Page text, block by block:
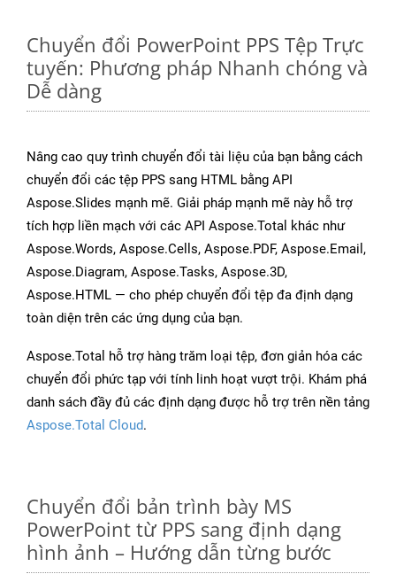
Chuyển đổi PowerPoint PPS Tệp Trực
tuyến: Phương pháp Nhanh chóng và
Dễ dàng
Nâng cao quy trình chuyển đổi tài liệu của bạn bằng cách
chuyển đổi các tệp PPS sang HTML bằng API
Aspose.Slides mạnh mẽ. Giải pháp mạnh mẽ này hỗ trợ
tích hợp liền mạch với các API Aspose.Total khác như
Aspose.Words, Aspose.Cells, Aspose.PDF, Aspose.Email,
Aspose.Diagram, Aspose.Tasks, Aspose.3D,
Aspose.HTML — cho phép chuyển đổi tệp đa định dạng
toàn diện trên các ứng dụng của bạn.
Aspose.Total hỗ trợ hàng trăm loại tệp, đơn giản hóa các
chuyển đổi phức tạp với tính linh hoạt vượt trội. Khám phá
danh sách đầy đủ các định dạng được hỗ trợ trên nền tảng
Aspose.Total Cloud.
Chuyển đổi bản trình bày MS
PowerPoint từ PPS sang định dạng
hình ảnh – Hướng dẫn từng bước